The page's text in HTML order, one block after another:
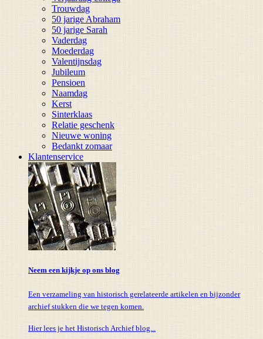
Trouwdag
50 jarige Abraham
50 jarige Sarah
Vaderdag
Moederdag
Valentijnsdag
Jubileum
Pensioen
Naamdag
Kerst
Sinterklaas
Relatie geschenk
Nieuwe woning
Bedankt zomaar
Klantenservice
Neem een kijkje op ons blog
Een verzameling van historisch gerelateerde artikelen en bijzonder
archief stukken die we tegen komen.
Hier lees je het Historisch Archief blog...